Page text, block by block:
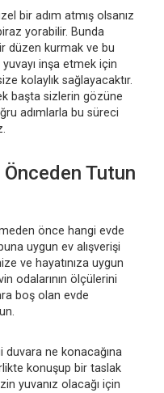
bir adım atmış olsanız
yorabilir. Bunda
düzen kurmak ve bu
inşa etmek için
kolaylık sağlayacaktır.
başta sizlerin gözüne
adımlarla bu süreci
Önceden Tutun
önce hangi evde
uygun ev alışverişi
ve hayatınıza uygun
odalarının ölçülerini
boş olan evde
duvara ne konacağına
konuşup bir taslak
yuvanız olacağı için